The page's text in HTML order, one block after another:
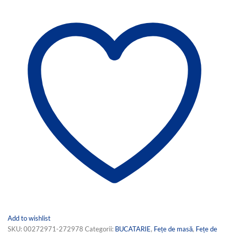
Add to wishlist
SKU:00272971-272978 Categorii: BUCATARIE, Fețe de masă, Fețe de